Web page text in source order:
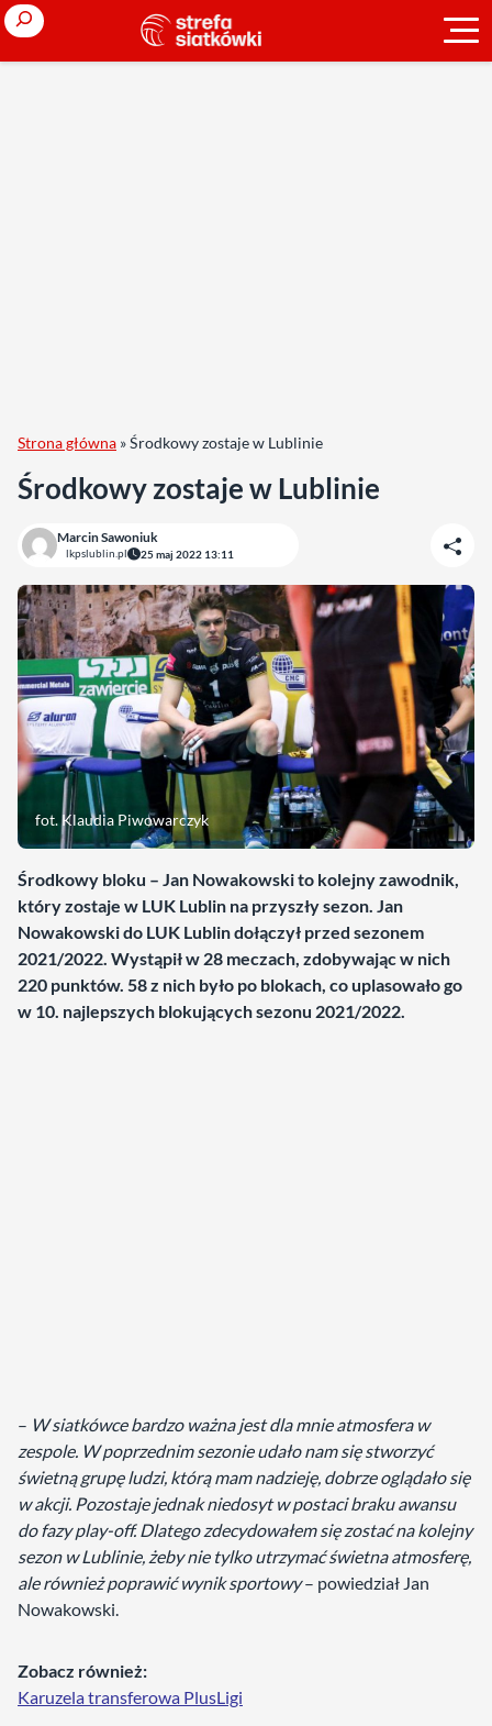
Search
Strona główna »Środkowy zostaje w Lublinie
Środkowy zostaje w Lublinie
Marcin Sawoniuk
lkpslublin.pl 25 maj 2022 13:11
fot. Klaudia Piwowarczyk
Środkowy bloku – Jan Nowakowski to kolejny zawodnik,
który zostaje w LUK Lublin na przyszły sezon. Jan
Nowakowski do LUK Lublin dołączył przed sezonem
2021/2022. Wystąpił w 28 meczach, zdobywając w nich
220 punktów. 58 z nich było po blokach, co uplasowało go
w 10. najlepszych blokujących sezonu 2021/2022.
– W siatkówce bardzo ważna jest dla mnie atmosfera w
zespole. W poprzednim sezonie udało nam się stworzyć
świetną grupę ludzi, którą mam nadzieję, dobrze oglądało się
w akcji. Pozostaje jednak niedosyt w postaci braku awansu
do fazy play-off. Dlatego zdecydowałem się zostać na kolejny
sezon w Lublinie, żeby nie tylko utrzymać świetna atmosferę,
ale również poprawić wynik sportowy– powiedział Jan
Nowakowski.
Zobacz również:
Karuzela transferowa PlusLigi